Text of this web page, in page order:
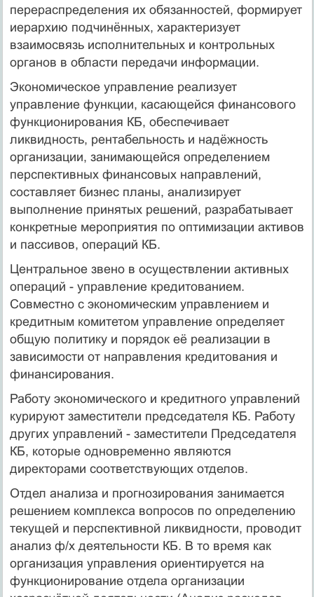
перераспределения их обязанностей, формирует
иерархию подчинённых, характеризует
взаимосвязь исполнительных и контрольных
органов в области передачи информации.
Экономическое управление реализует
управление функции, касающейся финансового
функционирования КБ, обеспечивает
ликвидность, рентабельность и надёжность
организации, занимающейся определением
перспективных финансовых направлений,
составляет бизнес планы, анализирует
выполнение принятых решений, разрабатывает
конкретные мероприятия по оптимизации активов
и пассивов, операций КБ.
Центральное звено в осуществлении активных
операций - управление кредитованием.
Совместно с экономическим управлением и
кредитным комитетом управление определяет
общую политику и порядок её реализации в
зависимости от направления кредитования и
финансирования.
Работу экономического и кредитного управлений
курируют заместители председателя КБ. Работу
других управлений - заместители Председателя
КБ, которые одновременно являются
директорами соответствующих отделов.
Отдел анализа и прогнозирования занимается
решением комплекса вопросов по определению
текущей и перспективной ликвидности, проводит
анализ ф/х деятельности КБ. В то время как
организация управления ориентируется на
функционирование отдела организации